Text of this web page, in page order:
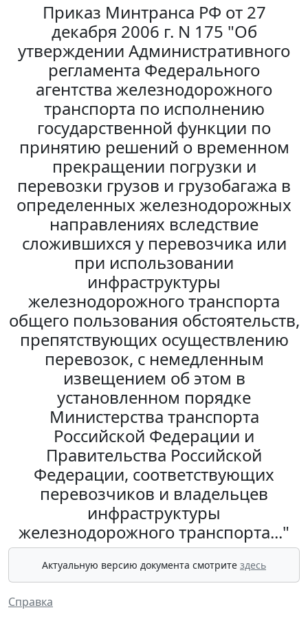
Приказ Минтранса РФ от 27
декабря 2006 г. N 175 "Об
утверждении Административного
регламента Федерального
агентства железнодорожного
транспорта по исполнению
государственной функции по
принятию решений о временном
прекращении погрузки и
перевозки грузов и грузобагажа в
определенных железнодорожных
направлениях вследствие
сложившихся у перевозчика или
при использовании
инфраструктуры
железнодорожного транспорта
общего пользования обстоятельств,
препятствующих осуществлению
перевозок, с немедленным
извещением об этом в
установленном порядке
Министерства транспорта
Российской Федерации и
Правительства Российской
Федерации, соответствующих
перевозчиков и владельцев
инфраструктуры
железнодорожного транспорта..."
Актуальную версию документа смотрите здесь
Справка